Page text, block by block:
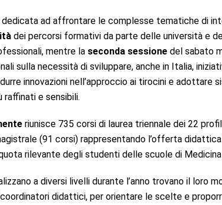
dedicata ad affrontare le complesse tematiche di
dei percorsi formativi da parte delle università e
mentre la seconda sessione del sabato
sulla necessità di sviluppare, anche in Italia,
innovazioni nell’approccio ai tirocini e adottare
raffinati e sensibili.
riunisce 735 corsi di laurea triennale dei 22
(91 corsi) rappresentando l’offerta
rilevante degli studenti delle scuole di Medicina
a diversi livelli durante l’anno trovano il loro
didattici, per orientare le scelte e